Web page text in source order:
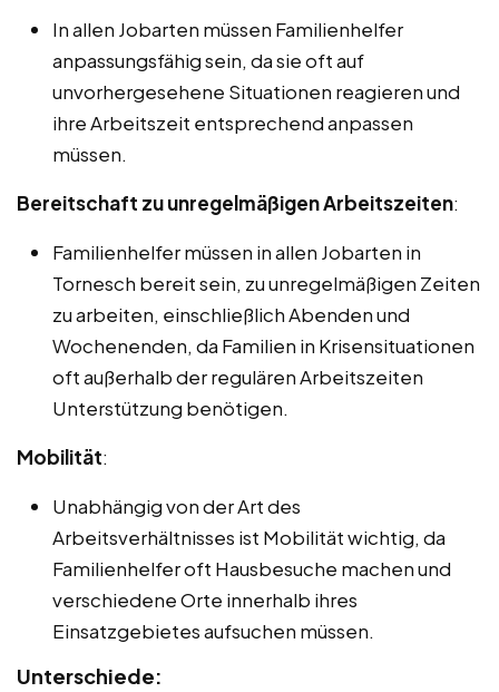
In allen Jobarten müssen Familienhelfer
anpassungsfähig sein, da sie oft auf
unvorhergesehene Situationen reagieren und
ihre Arbeitszeit entsprechend anpassen
müssen.
Bereitschaft zu unregelmäßigen Arbeitszeiten:
Familienhelfer müssen in allen Jobarten in
Tornesch bereit sein, zu unregelmäßigen Zeiten
zu arbeiten, einschließlich Abenden und
Wochenenden, da Familien in Krisensituationen
oft außerhalb der regulären Arbeitszeiten
Unterstützung benötigen.
Mobilität:
Unabhängig von der Art des
Arbeitsverhältnisses ist Mobilität wichtig, da
Familienhelfer oft Hausbesuche machen und
verschiedene Orte innerhalb ihres
Einsatzgebietes aufsuchen müssen.
Unterschiede: